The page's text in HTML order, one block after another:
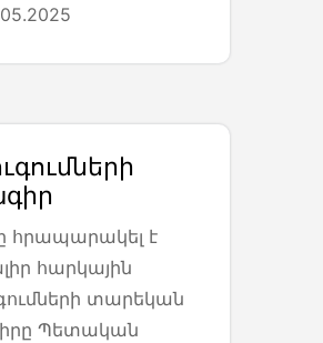
հրապարակել է
հարկային
տարեկան
Պետական